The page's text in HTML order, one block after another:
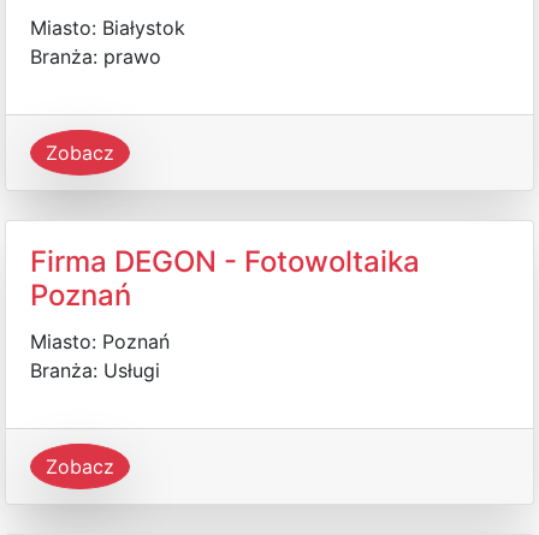
Miasto: Białystok
Branża: prawo
Zobacz
Firma DEGON - Fotowoltaika
Poznań
Miasto: Poznań
Branża: Usługi
Zobacz